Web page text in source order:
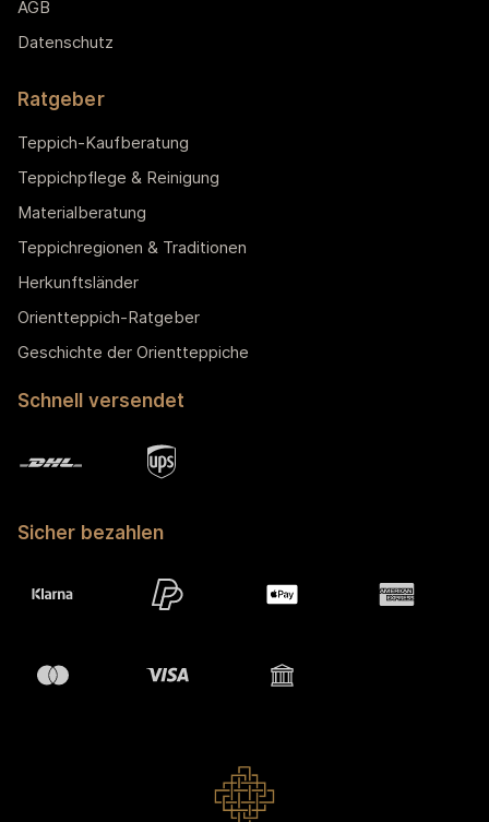
AGB
Datenschutz
Ratgeber
Teppich-Kaufberatung
Teppichpflege & Reinigung
Materialberatung
Teppichregionen & Traditionen
Herkunftsländer
Orientteppich-Ratgeber
Geschichte der Orientteppiche
Schnell versendet
Sicher bezahlen